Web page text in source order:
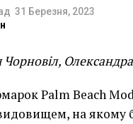
31 Березня, 2023
Чорновіл,
Palm Beach
на якому